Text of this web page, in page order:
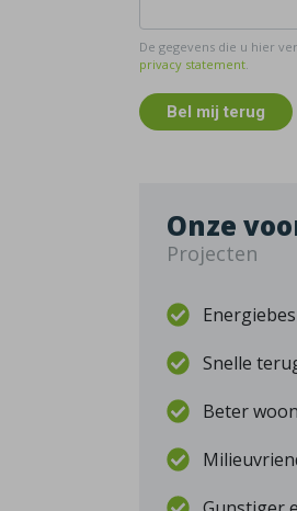
De gegevens die u hier
privacy statement.
Bel mij terug
Onze
Projecten
Snelle
Beter